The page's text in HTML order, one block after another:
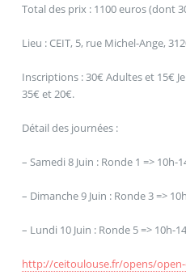
Total des prix : 1100 euros (dont
Lieu : CEIT, 5, rue Michel-Ange,
Inscriptions : 30€ Adultes et 15€
35€ et 20€.
Détail des journées :
– Samedi 8 Juin : Ronde 1 => 10h-
– Dimanche 9 Juin : Ronde 3 =>
– Lundi 10 Juin : Ronde 5 => 10h-
http://ceitoulouse.fr/opens/